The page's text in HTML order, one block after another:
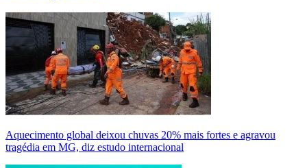
Aquecimento global deixou chuvas 20% mais fortes e agravou
tragédia em MG, diz estudo internacional